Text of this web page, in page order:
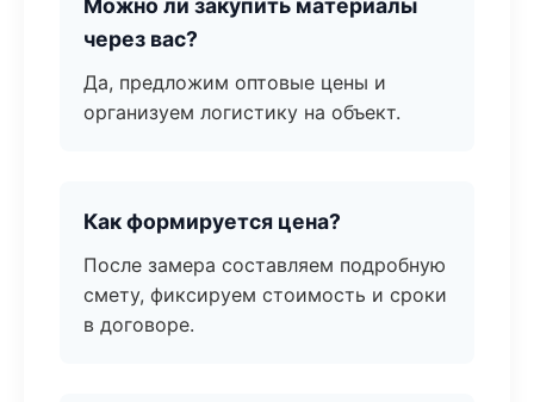
Можно ли закупить материалы
через вас?
Да, предложим оптовые цены и
организуем логистику на объект.
Как формируется цена?
После замера составляем подробную
смету, фиксируем стоимость и сроки
в договоре.